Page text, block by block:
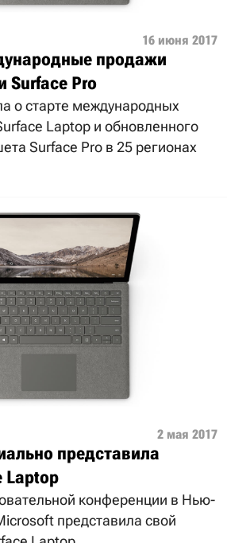
16 июня 2017
продажи
Surface Pro
о старте международных
Laptop и обновленного
Surface Pro в 25 регионах
2 мая 2017
представила
Laptop
конференции в Нью-
представила свой